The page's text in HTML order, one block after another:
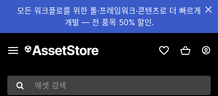
모든 워크플로를 위한 툴·프레임워크·콘텐츠로 더 빠르게
개발 — 전 품목 50% 할인.
에셋 검색